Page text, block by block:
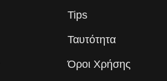
Tips
Ταυτότητα
Όροι Χρήσης